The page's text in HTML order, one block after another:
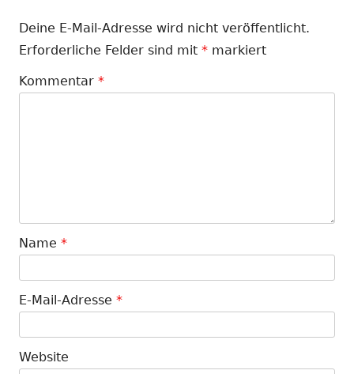
Deine E-Mail-Adresse wird nicht veröffentlicht.
Erforderliche Felder sind mit * markiert
Kommentar *
Name *
E-Mail-Adresse *
Website